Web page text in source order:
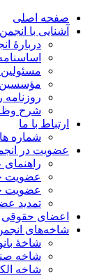
صفحه اصلی
آشنایی با انجمن
دربارۀ
اساسنامه
مسئولین
مؤسسین
روزنامه
شرح
ارتباط با ما
شماره
عضویت در
راهنمای
عضویت
عضویت
تمدید
اعضای حقوقی
شاخه‌های انجمن
شاخۀ
شاخه
شاخه‌